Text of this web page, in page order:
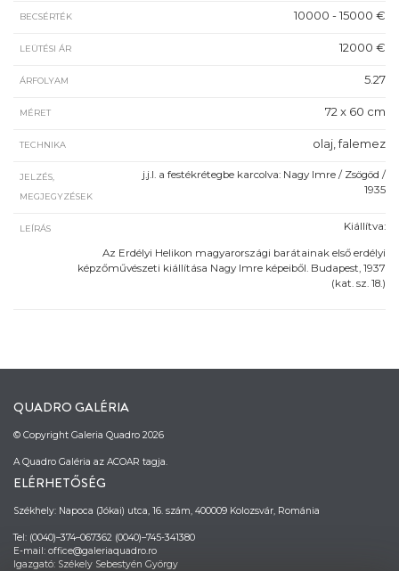
BECSÉRTÉK 10000 - 15000 €
LEÜTÉSI ÁR 12000 €
ÁRFOLYAM 5.27
MÉRET 72 x 60 cm
TECHNIKA olaj, falemez
JELZÉS,
MEGJEGYZÉSEK
j.j.l. a festékrétegbe karcolva: Nagy Imre / Zsögöd /
1935
LEÍRÁS Kiállítva:
Az Erdélyi Helikon magyarországi barátainak első erdélyi
képzőművészeti kiállítása Nagy Imre képeiből. Budapest, 1937
(kat. sz. 18.)
QUADRO GALÉRIA
© Copyright Galeria Quadro 2026
A Quadro Galéria az ACOAR tagja.
ELÉRHETŐSÉG
Székhely: Napoca (Jókai) utca, 16. szám, 400009 Kolozsvár, Románia
Tel: (0040)–374–067362 (0040)–745-341380
E-mail: office@galeriaquadro.ro
Igazgató: Székely Sebestyén György